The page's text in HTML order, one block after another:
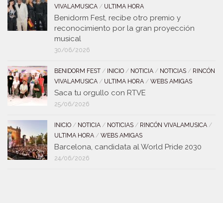
VIVALAMUSICA / ULTIMA HORA
Benidorm Fest, recibe otro premio y
reconocimiento por la gran proyección
musical
30/06/2026
BENIDORM FEST / INICIO / NOTICIA / NOTICIAS / RINCÓN
VIVALAMUSICA / ULTIMA HORA / WEBS AMIGAS
Saca tu orgullo con RTVE
25/06/2026
INICIO / NOTICIA / NOTICIAS / RINCÓN VIVALAMUSICA /
ULTIMA HORA / WEBS AMIGAS
Barcelona, candidata al World Pride 2030
24/06/2026